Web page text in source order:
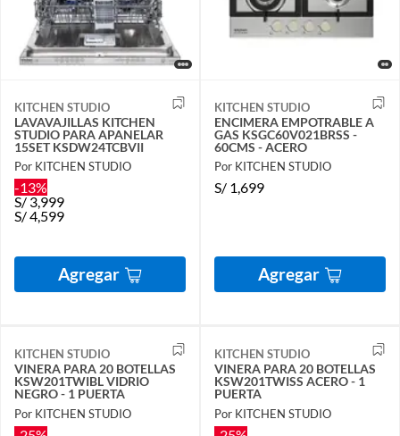
KITCHEN STUDIO
LAVAVAJILLAS KITCHEN
STUDIO PARA APANELAR
15SET KSDW24TCBVII
Por KITCHEN STUDIO
-13%
S/ 3,999
S/4,599
Agregar
KITCHEN STUDIO
ENCIMERA EMPOTRABLE A
GAS KSGC60V021BRSS -
60CMS - ACERO
Por KITCHEN STUDIO
S/ 1,699
Agregar
KITCHEN STUDIO
VINERA PARA 20 BOTELLAS
KSW201TWIBL VIDRIO
NEGRO - 1 PUERTA
Por KITCHEN STUDIO
KITCHEN STUDIO
VINERA PARA 20 BOTELLAS
KSW201TWISS ACERO - 1
PUERTA
Por KITCHEN STUDIO